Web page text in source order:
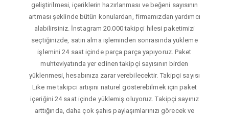
geliştirilmesi, içeriklerin hazırlanması ve beğeni sayısının
artması şeklinde bütün konulardan, firmamızdan yardımcı
alabilirsiniz. İnstagram 20.000 takipçi hilesi paketimizi
seçtiğinizde, satın alma işleminden sonrasında yükleme
işlemini 24 saat içinde parça parça yapıyoruz. Paket
muhteviyatında yer edinen takipçi sayısının birden
yüklenmesi, hesabınıza zarar verebilecektir. Takipçi sayısı
Like me takipci artışını naturel gösterebilmek için paket
içeriğini 24 saat içinde yüklemiş oluyoruz. Takipçi sayınız
arttığında, daha çok şahıs paylaşımlarınızı görecek ve